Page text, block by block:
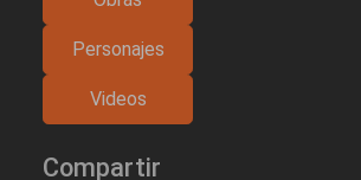
Personajes
Videos
Compartir